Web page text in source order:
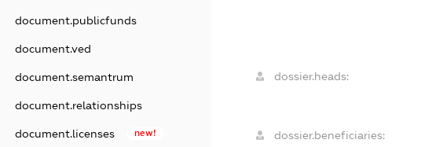
document.publicfunds
document.ved
document.semantrum
document.relationships
document.licenses new!
dossier.heads:
dossier.beneficiaries: